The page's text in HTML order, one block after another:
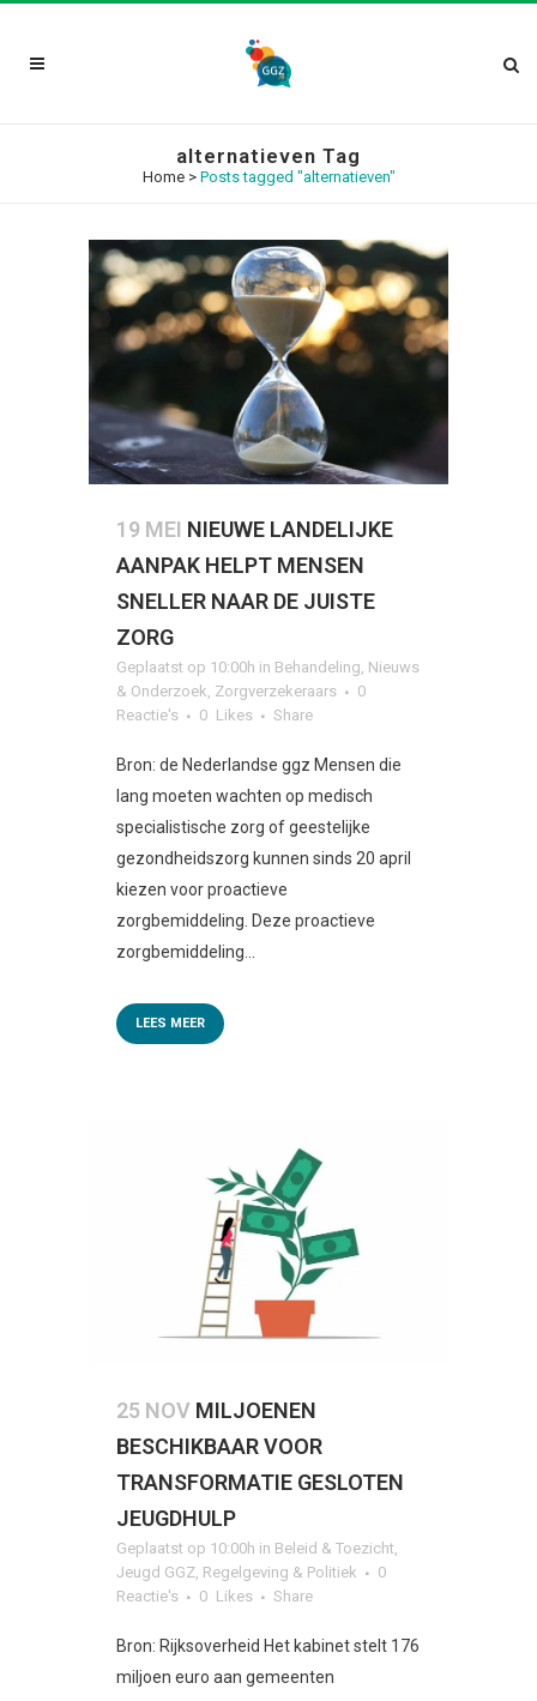
alternatieven Tag
Home> Posts tagged "alternatieven"
19 MEI NIEUWE LANDELIJKE
AANPAK HELPT MENSEN
SNELLER NAAR DE JUISTE
ZORG
Geplaatst op 10:00h in Behandeling, Nieuws
& Onderzoek, Zorgverzekeraars
0
Reactie's
0 Likes Share
Bron: de Nederlandse ggz Mensen die
lang moeten wachten op medisch
specialistische zorg of geestelijke
gezondheidszorg kunnen sinds 20 april
kiezen voor proactieve
zorgbemiddeling. Deze proactieve
zorgbemiddeling...
LEES MEER
25 NOV MILJOENEN
BESCHIKBAAR VOOR
TRANSFORMATIE GESLOTEN
JEUGDHULP
Geplaatst op 10:00h in Beleid & Toezicht
Jeugd GGZ Regelgeving & Politiek
0
Reactie's
0 Likes Share
Bron: Rijksoverheid Het kabinet stelt 176
miljoen euro aan gemeenten